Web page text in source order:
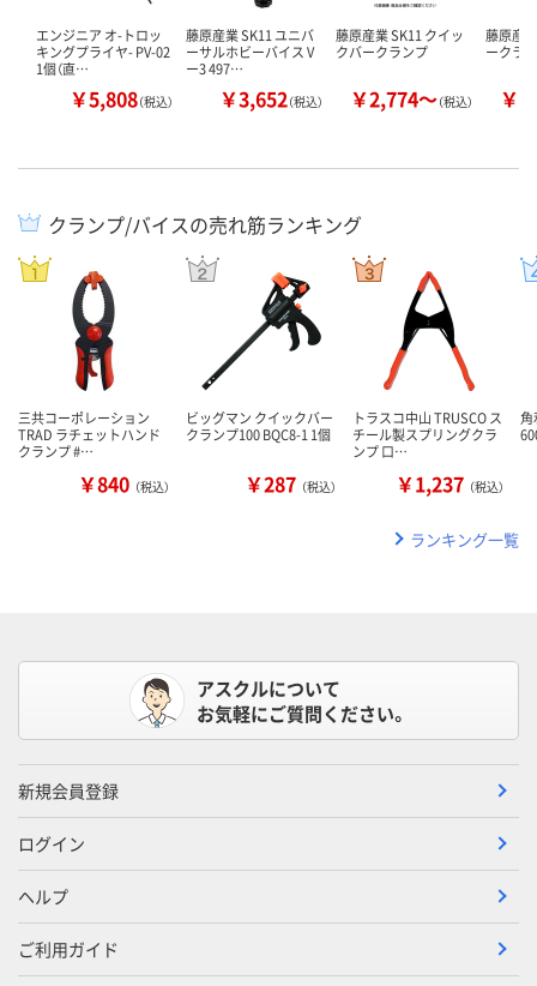
エンジニア オ-トロッ
キングプライヤ- PV-02
1個（直…
￥5,808（税込）
藤原産業 SK11 ユニバ
ーサルホビーバイス V
ー3 497…
￥3,652（税込）
藤原産業 SK11 クイッ
クバークランプ
￥2,774～（税込）
藤原産
ークラ
￥
クランプ/バイスの売れ筋ランキング
三共コーポレーション
TRAD ラチェットハンド
クランプ #…
￥840 （税込）
ビッグマン クイックバー
クランプ100 BQC8-1 1個
￥287 （税込）
トラスコ中山 TRUSCO ス
チール製スプリングクラ
ンプ 口…
￥1,237 （税込）
角
ランキング一覧
アスクルについて
お気軽にご質問ください。
新規会員登録
ログイン
ヘルプ
ご利用ガイド